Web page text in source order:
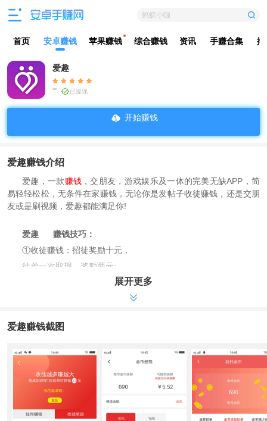
蚂蚁小咖
首页 安卓赚钱 苹果赚钱 综合赚钱 资讯 手赚合集 排
爱趣
"" 已提现
开始赚钱
爱趣赚钱介绍
爱趣，一款赚钱 ，交朋友，游戏娱乐及一体的完美无缺APP，简
易轻轻松松，无条件在家赚钱，无论你是发帖子收徒赚钱，还是交朋
友或是刷视频，爱趣都能满足你!
爱趣
赚钱技巧：
①收徒赚钱：招徒奖励十元，
徒弟一次取现，奖励两元;
100金币=一元
邀请码：SZEA9J
爱趣怎么赚钱
单价无期限6毛
发高品质贴子，挣大钱
展开更多
爱趣赚钱截图